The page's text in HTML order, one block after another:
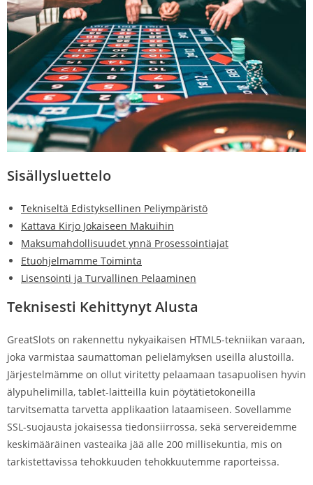
Sisällysluettelo
Tekniseltä Edistyksellinen Peliympäristö
Kattava Kirjo Jokaiseen Makuihin
Maksumahdollisuudet ynnä Prosessointiajat
Etuohjelmamme Toiminta
Lisensointi ja Turvallinen Pelaaminen
Teknisesti Kehittynyt Alusta
GreatSlots on rakennettu nykyaikaisen HTML5-tekniikan varaan,
joka varmistaa saumattoman pelielämyksen useilla alustoilla.
Järjestelmämme on ollut viritetty pelaamaan tasapuolisen hyvin
älypuhelimilla, tablet-laitteilla kuin pöytätietokoneilla
tarvitsematta tarvetta applikaation lataamiseen. Sovellamme
SSL-suojausta jokaisessa tiedonsiirrossa, sekä servereidemme
keskimääräinen vasteaika jää alle 200 millisekuntia, mis on
tarkistettavissa tehokkuuden tehokkuutemme raporteissa.